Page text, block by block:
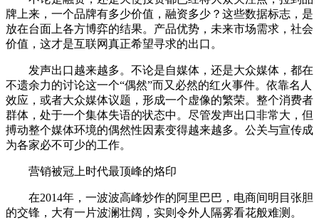
牌上来，一个品牌有多少价值，融资多少？这些数据标志，是
放在台面上各方博弈的结果。产品优势，未来市场需求，社会
价值，这才是互联网真正希望寻求的出口。
发声出口越来越多。不论是自媒体，还是大众媒体，都在
不遗余力的讨论这一个“偶然”而又必然的红火事件。依靠名人
效应，或者大众媒体议题，形成一个虚像的繁荣。整个消费者
群体，处于一个集体失语的状态中。尽管发声出口非常大，但
搏动整个媒体环境的偶然性因素变得越来越多。公关与宣传成
为各家必不可少的工作。
营销被冠上时代最顶峰的烙印
在2014年，一波波高峰炒作的阿里巴巴，电商间明目张胆
的交锋，大有一片波澜壮阔，实则令外人隔雾看花般难测。